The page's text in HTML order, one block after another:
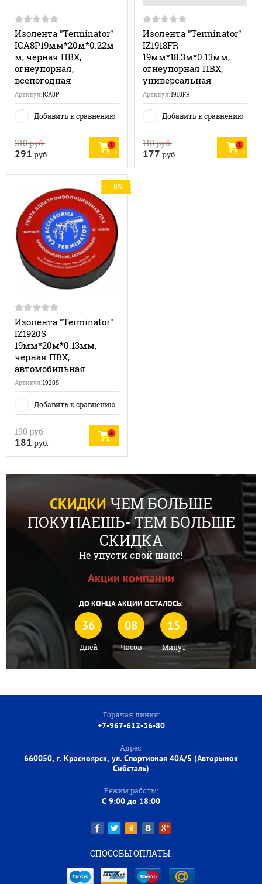
Изолента "Terminator"
ICA8P19мм*20м*0.22м
м, черная ПВХ,
огнеупорная,
всепогодная
Артикул:ICA8P
Добавить к сравнению
310руб.
291 руб.
Изолента "Terminator"
IZ1918FR
19мм*18.3м*0.13мм,
огнеупорная ПВХ,
универсальная
Артикул:1918FR
Добавить к сравнению
110руб.
177 руб.
- 5%
Изолента "Terminator"
IZ1920S
19мм*20м*0.13мм,
черная ПВХ,
автомобильная
Артикул:1920S
Добавить к сравнению
190руб.
181 руб.
СКИДКИЧЕМ БОЛЬШЕ
ПОКУПАЕШЬ- ТЕМ БОЛЬШЕ
СКИДКА
Не упусти свой шанс!
Акции компании
ДО КОНЦА АКЦИИ ОСТАЛОСЬ:
36
Дней
08
Часов
15
Минут
Горячая линия:
+7-967-612-36-80
Адрес:
660050, г. Красноярск, ул. Спортивная 40А/5 (Авторынок
Сибсталь)
Режим работы:
C 9:00 до 18:00
СПОСОБЫ ОПЛАТЫ: